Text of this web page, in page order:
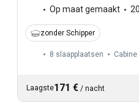
Op maat gemaakt
zonder Schipper
8 slaapplaatsen Cabine
Laagste171 € / nacht